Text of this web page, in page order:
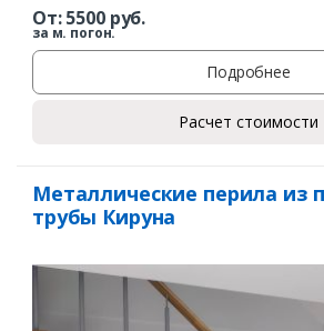
Ваше имя*
Ваш телефон*
От:5500руб.
за м. погон.
Подробнее
Расчет стоимости
Металлические перила из
трубы Кируна